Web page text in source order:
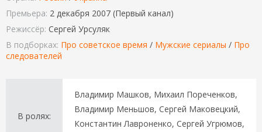
Премьера: 2 декабря 2007 (Первый канал)
Режиссёр: Сергей Урсуляк
В подборках: Про советское время / Мужские сериалы / Про
следователей
В ролях:
Владимир Машков, Михаил Пореченков,
Владимир Меньшов, Сергей Маковецкий,
Константин Лавроненко, Сергей Угрюмов,